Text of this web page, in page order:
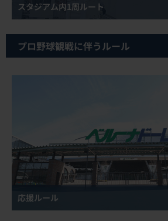
スタジアム内1周ルート
プロ野球観戦に伴うルール
応援ルール